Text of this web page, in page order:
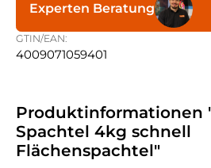
Experten Beratung
GTIN/EAN:
4009071059401
Produktinformationen
Spachtel 4kg schnell
Flächenspachtel"